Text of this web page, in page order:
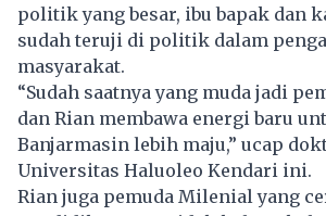
politik yang besar, ibu bapak dan
sudah teruji di politik dalam
masyarakat.
“Sudah saatnya yang muda jadi
dan Rian membawa energi baru
Banjarmasin lebih maju,” ucap
Universitas Haluoleo Kendari ini.
Rian juga pemuda Milenial yang